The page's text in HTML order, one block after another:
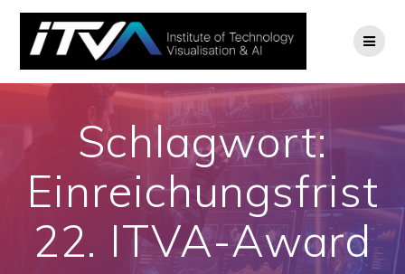
Zum
Inhalt
springen
Schlagwort:
Einreichungsfrist
22. ITVA-Award